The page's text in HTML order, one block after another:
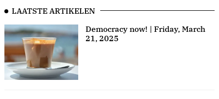
LAATSTE ARTIKELEN
Democracy now! | Friday, March
21, 2025